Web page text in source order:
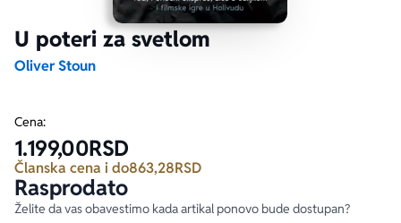
U poteri za svetlom
Oliver Stoun
Cena:
1.199,00RSD
Članska cena i do863,28RSD
Rasprodato
Želite da vas obavestimo kada artikal ponovo bude dostupan?
Ekranizovane knjige
E-knjige
Autori
Poezija
Biografija
Bojan Ljubenović
Milica Jakovljević Mir-Jam
Peter Handke
Elif Šafak